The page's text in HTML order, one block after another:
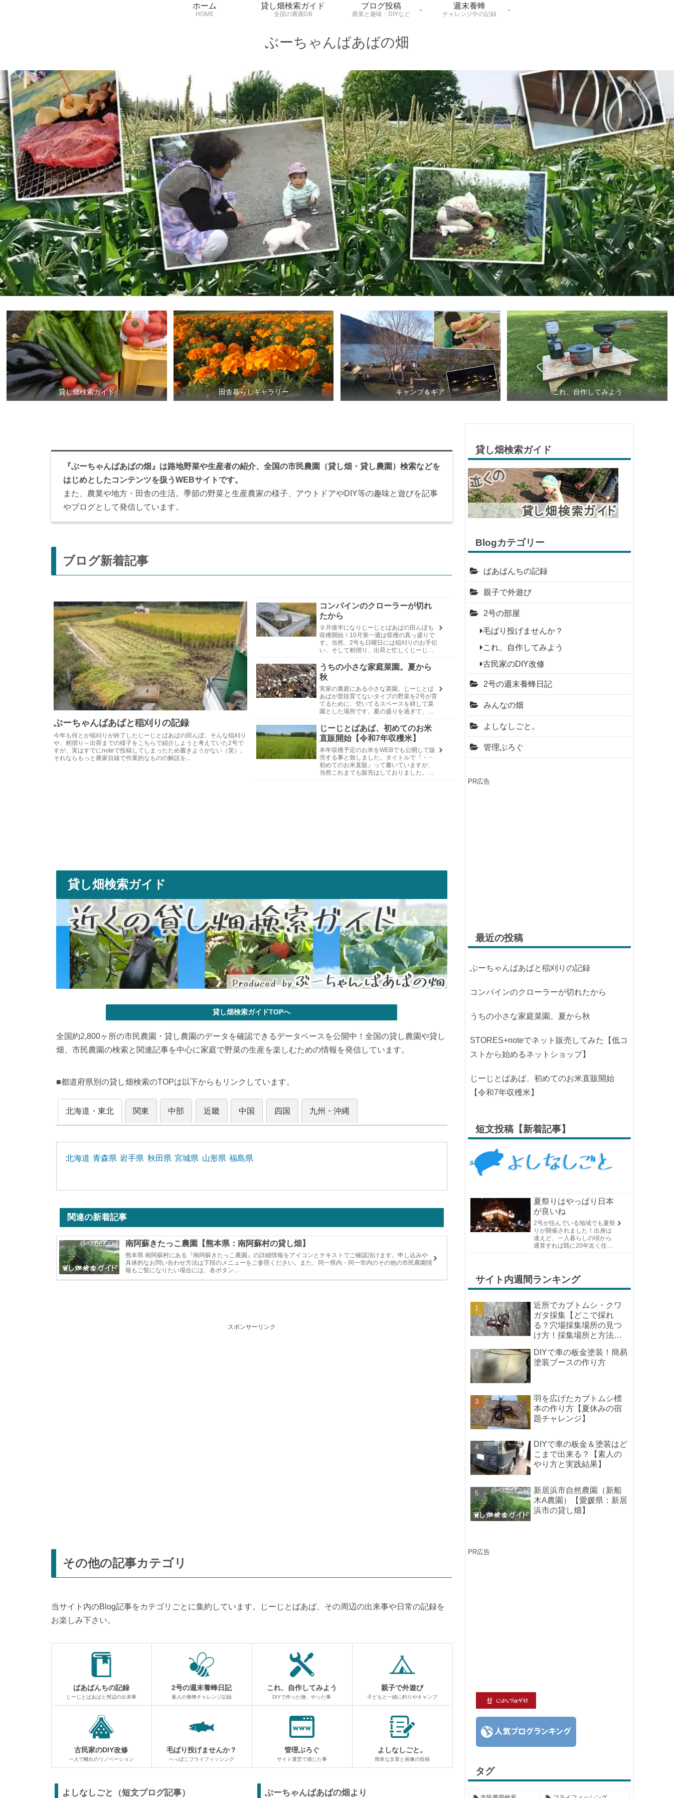
ぶーちゃんばあばの畑
ホーム
HOME
貸し畑検索ガイド
全国の農園DB
ブログ投稿
農業と趣味・DIYなど
週末養蜂
チャレンジ中の記録
貸し畑検索ガイド 田舎暮らしギャラリー キャンプ＆ギア これ、自作してみよう
『ぶーちゃんばあばの畑』は路地野菜や生産者の紹介、全国の市民農園（貸し畑・貸し農園）検索などを
はじめとしたコンテンツを扱うWEBサイトです。
また、農業や地方・田舎の生活。季節の野菜と生産農家の様子、アウトドアやDIY等の趣味と遊びを記事
やブログとして発信しています。
ブログ新着記事
ぶーちゃんばあばと稲刈りの記録
今年も何とか稲刈りが終了したじーじとばあばの田んぼ。そんな稲刈り
や、籾摺り～出荷までの様子をこちらで紹介しようと考えていた2号で
すが、実はすでにnoteで投稿してしまったため書きようがない（笑）。
それならもっと農家目線で作業的なものの解説を...
コンバインのクローラーが切れ
たから
９月後半になりじーじとばあばの田んぼも
収穫開始！10月第一週は収穫の真っ盛りで
す。当然、2号も日曜日には稲刈りのお手伝
い、そして籾摺り、出荷と忙しくじーじと
このことでも、普段のデスクワークとは全
く違う野...
うちの小さな家庭菜園。夏から
秋
実家の裏庭にある小さな菜園。じーじとば
あばが普段育てないタイプの野菜を2号が育
てるために、空いてるスペースを耕して菜
園とした場所です。夏の盛りを過ぎて、ガ
にして、次の季節に向けてやっとこ動き出
しました。...
じーじとばあば、初めてのお米
直販開始【令和7年収穫米】
本年収穫予定のお米をWEBでも公開して販
売する事と致しました。タイトルで『・・
初めてのお米直販』って書いていますが、
当然これまでも販売はしておりました。農
貸し畑検索ガイド
貸し畑検索ガイドTOPへ
全国約2,800ヶ所の市民農園・貸し農園のデータを確認できるデータベースを公開中！全国の貸し農園や貸し
畑、市民農園の検索と関連記事を中心に家庭で野菜の生産を楽しむための情報を発信しています。
■都道府県別の貸し畑検索のTOPは以下からもリンクしています。
北海道・東北 関東 中部 近畿 中国 四国 九州・沖縄
北海道 青森県 岩手県 秋田県 宮城県 山形県 福島県
関連の新着記事
南阿蘇きたっこ農園【熊本県：南阿蘇村の貸し畑】
熊本県 南阿蘇村にある『南阿蘇きたっこ農園』の詳細情報をアイコンとテキストでご確認頂けます。申し込みや
具体的なお問い合わせ方法は下段のメニューをご参照ください。また、同一県内・同一市内のその他の市民農園情
報もご覧になりたい場合には、各ボタン...
スポンサーリンク
その他の記事カテゴリ
当サイト内のBlog記事をカテゴリごとに集約しています。じーじとばあば、その周辺の出来事や日常の記録を
お楽しみ下さい。
ばあばんちの記録
じーじとばあばと周辺の出来事
2号の週末養蜂日記
素人の養蜂チャレンジ記録
これ、自作してみよう
DIYで作った物、やった事
親子で外遊び
子どもと一緒に釣りやキャンプ
古民家のDIY改修
一人で離れのリノベーション
毛ばり投げませんか？
へっぽこフライフィッシング
管理ぶろぐ
サイト運営で感じた事
よしなしごと。
簡単な文章と画像の投稿
よしなしごと（短文ブログ記事） ぶーちゃんばあばの畑より
貸し畑検索ガイド
Blogカテゴリー
ばあばんちの記録
親子で外遊び
2号の部屋
毛ばり投げませんか？
これ、自作してみよう
古民家のDIY改修
2号の週末養蜂日記
みんなの畑
よしなしごと。
管理ぶろぐ
PR広告
最近の投稿
ぶーちゃんばあばと稲刈りの記録
コンバインのクローラーが切れたから
うちの小さな家庭菜園。夏から秋
STORES+noteでネット販売してみた【低コ
ストから始めるネットショップ】
じーじとばあば、初めてのお米直販開始
【令和7年収穫米】
短文投稿【新着記事】
夏祭りはやっぱり日本
が良いね
2号が住んでいる地域でも夏祭
りが開催されました！出身は
違えど、一人暮らしの頃から
通算すれば既に20年近く住ん
す。そして、それは2号嫁も同
じようで、夏祭りが近いづい...
サイト内週間ランキング
近所でカブトムシ・クワ
ガタ採集【どこで採れ
る？穴場採集場所の見つ
け方！採集場所と方法や
DIYで車の板金塗装！簡易
塗装ブースの作り方
羽を広げたカブトムシ標
本の作り方【夏休みの宿
題チャレンジ】
DIYで車の板金＆塗装はど
こまで出来る？【素人の
やり方と実践結果】
新居浜市自然農園（新船
木A農園）【愛媛県：新居
浜市の貸し畑】
PR広告
タグ